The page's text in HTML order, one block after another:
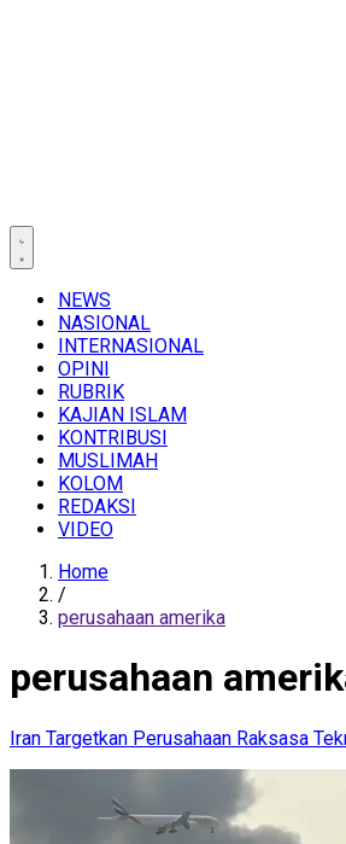
NEWS
NASIONAL
INTERNASIONAL
OPINI
RUBRIK
KAJIAN ISLAM
KONTRIBUSI
MUSLIMAH
KOLOM
REDAKSI
VIDEO
Home
/
perusahaan amerika
perusahaan
Iran Targetkan Perusahaan Raksasa